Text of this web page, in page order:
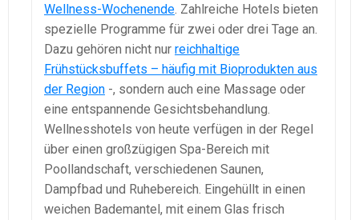
Wellness-Wochenende . Zahlreiche Hotels bieten
spezielle Programme für zwei oder drei Tage an.
Dazu gehören nicht nur reichhaltige
Frühstücksbuffets – häufig mit Bioprodukten aus
der Region -, sondern auch eine Massage oder
eine entspannende Gesichtsbehandlung.
Wellnesshotels von heute verfügen in der Regel
über einen großzügigen Spa-Bereich mit
Poollandschaft, verschiedenen Saunen,
Dampfbad und Ruhebereich. Eingehüllt in einen
weichen Bademantel, mit einem Glas frisch